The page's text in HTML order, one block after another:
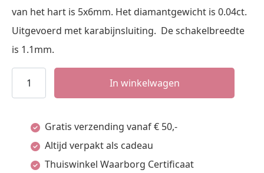
van het hart is 5x6mm. Het diamantgewicht is 0.04ct.
Uitgevoerd met karabijnsluiting. De schakelbreedte
is 1.1mm.
armband
hart
diamant
In winkelwagen
Gratis verzending vanaf € 50,-
Altijd verpakt als cadeau
Thuiswinkel Waarborg Certificaat